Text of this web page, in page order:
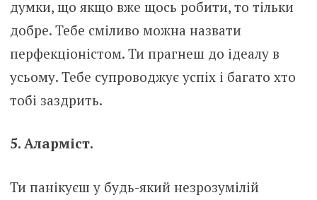
думки, що якщо вже щось робити, то тільки
добре. Тебе сміливо можна назвати
перфекціоністом. Ти прагнеш до ідеалу в
усьому. Тебе супроводжує успіх і багато хто
тобі заздрить.
5. Аларміст.
Ти панікуєш у будь-який незрозумілій